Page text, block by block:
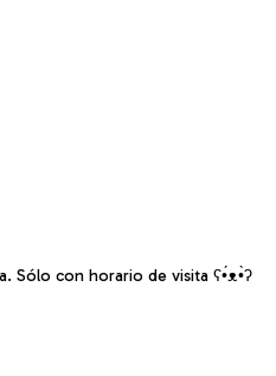
Sólo con horario de visita ʕ•́ᴥ•̀ʔ